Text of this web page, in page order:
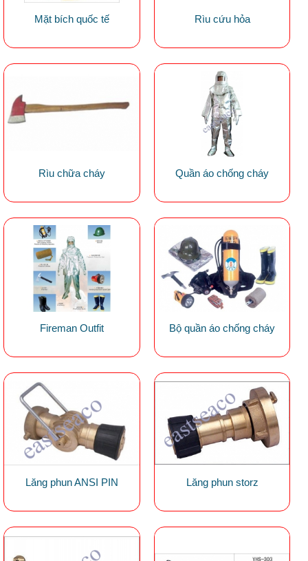
Mặt bích quốc tế Rìu cứu hỏa
Rìu chữa cháy Quần áo chống cháy
Fireman Outfit Bộ quần áo chống cháy
Lăng phun ANSI PIN Lăng phun storz